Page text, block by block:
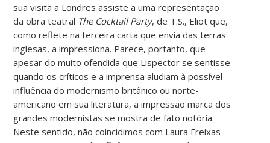
sua visita a Londres assiste a uma representação
da obra teatral The Cocktail Party, de T.S., Eliot que,
como reflete na terceira carta que envia das terras
inglesas, a impressiona. Parece, portanto, que
apesar do muito ofendida que Lispector se sentisse
quando os críticos e a imprensa aludiam à possível
influência do modernismo britânico ou norte-
americano em sua literatura, a impressão marca dos
grandes modernistas se mostra de fato notória.
Neste sentido, não coincidimos com Laura Freixas